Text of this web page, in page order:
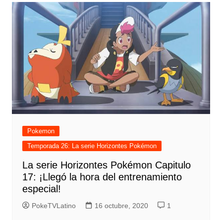
Pokemon
Temporada 26: La serie Horizontes Pokémon
La serie Horizontes Pokémon Capitulo
17: ¡Llegó la hora del entrenamiento
especial!
PokeTVLatino 16 octubre, 2020 1